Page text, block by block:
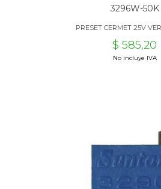
3296W-50K
PRESET CERMET 25V
$ 585,20
No incluye IVA